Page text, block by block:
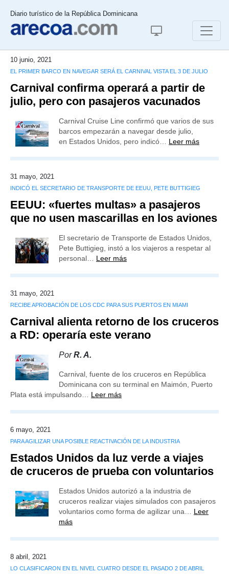
Diario turístico de la República Dominicana
10 junio, 2021
EL PRIMER BARCO EN NAVEGAR SERÁ EL CARNIVAL VISTA EL 3 DE JULIO
Carnival confirma operará a partir de
julio, pero con pasajeros vacunados
Carnival Cruise Line confirmó que varios de sus
barcos empezarán a navegar desde julio,
en Estados Unidos, pero indicó… Leer más
31 mayo, 2021
INDICÓ EL SECRETARIO DE TRANSPORTE DE EEUU, PETE BUTTIGIEG
EEUU: «fuertes multas» a pasajeros
que no usen mascarillas en los aviones
El secretario de Transporte de Estados Unidos,
Pete Buttigieg, instó a los viajeros a respetar al
personal… Leer más
31 mayo, 2021
RECIBE APROBACIÓN DE LOS CDC PARA SUS PUERTOS EN MIAMI
Carnival alienta retorno de los cruceros
a RD: operaría este verano
PorR. A.
Carnival, fuente de los cruceros en República
Dominicana con su terminal en Maimón, Puerto
Plata está impulsando… Leer más
6 mayo, 2021
PARA AGILIZAR UNA POSIBLE REACTIVACIÓN DE LA INDUSTRIA
Estados Unidos da luz verde a viajes
de cruceros de prueba con voluntarios
Estados Unidos autorizó a la industria de
cruceros realizar viajes simulados con pasajeros
voluntarios como forma de agilizar una… Leer
más
8 abril, 2021
LO CLASIFICARON EN EL NIVEL CUATRO DESDE EL PASADO 2 DE ABRIL